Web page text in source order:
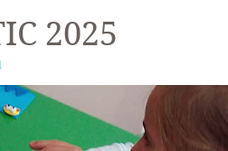
2025